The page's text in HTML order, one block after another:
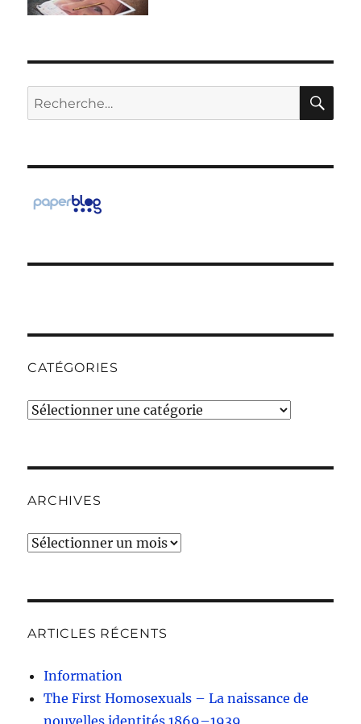
Recherche
pour :
CATÉGORIES
Catégories
ARCHIVES
Archives
ARTICLES RÉCENTS
Information
The First Homosexuals – La naissance de
nouvelles identités 1869–1939